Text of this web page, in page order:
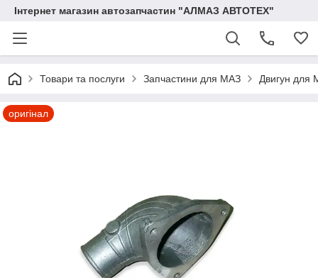
Інтернет магазин автозапчастин "АЛМАЗ АВТОТЕХ"
Товари та послуги Запчастини для МАЗ Двигун для
оригінал